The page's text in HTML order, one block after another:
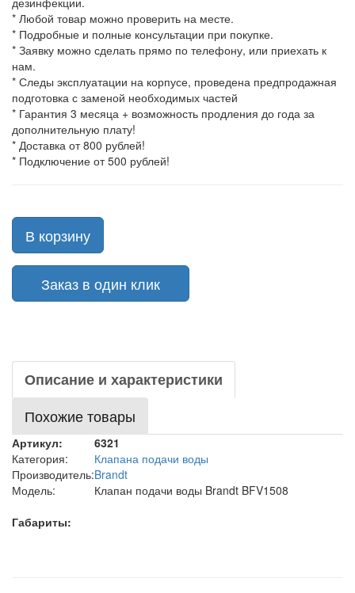
* Любой товар можно проверить на месте.
* Подробные и полные консультации при покупке.
* Заявку можно сделать прямо по телефону, или приехать к
нам.
* Следы эксплуатации на корпусе, проведена предпродажная
подготовка с заменой необходимых частей
* Гарантия 3 месяца + возможность продления до года за
дополнительную плату!
* Доставка от 800 рублей!
* Подключение от 500 рублей!
В корзину
Заказ в один клик
Описание и характеристики
Похожие товары
Артикул:
6321
Категория:
Клапана подачи воды
Производитель:Brandt
Модель:
Клапан подачи воды Brandt BFV1508
Габариты: